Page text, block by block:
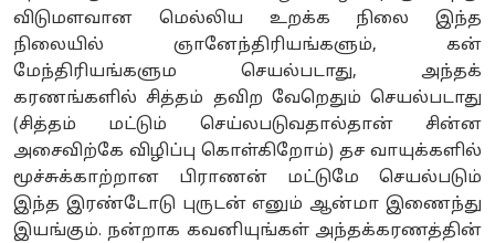
விடுமளவான மெல்லிய உறக்க நிலை இந்த
நிலையில் ஞானேந்திரியங்களும், கன்
மேந்திரியங்களும செயல்படாது, அந்தக்
கரணங்களில் சித்தம் தவிற வேறெதும் செயல்படாது
(சித்தம் மட்டும் செய்லபடுவதால்தான் சின்ன
அசைவிற்கே விழிப்பு கொள்கிறோம்) தச வாயுக்களில்
மூச்சுக்காற்றான பிராணன் மட்டுமே செயல்படும்
இந்த இரண்டோடு புருடன் எனும் ஆன்மா இணைந்து
இயங்கும். நன்றாக கவனியுங்கள் அந்தக்கரணத்தின்